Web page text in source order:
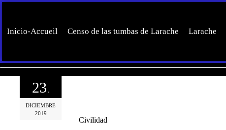
Inicio-Accueil Censo de las tumbas de Larache Larache
23 .
DICIEMBRE
2019
Civilidad